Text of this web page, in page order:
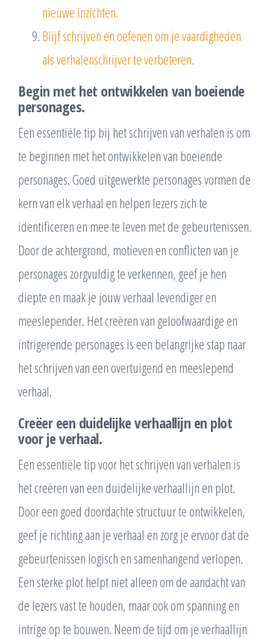
nieuwe inzichten.
Blijf schrijven en oefenen om je vaardigheden
als verhalenschrijver te verbeteren.
Begin met het ontwikkelen van boeiende
personages.
Een essentiële tip bij het schrijven van verhalen is om
te beginnen met het ontwikkelen van boeiende
personages. Goed uitgewerkte personages vormen de
kern van elk verhaal en helpen lezers zich te
identificeren en mee te leven met de gebeurtenissen.
Door de achtergrond, motieven en conflicten van je
personages zorgvuldig te verkennen, geef je hen
diepte en maak je jouw verhaal levendiger en
meeslepender. Het creëren van geloofwaardige en
intrigerende personages is een belangrijke stap naar
het schrijven van een overtuigend en meeslepend
verhaal.
Creëer een duidelijke verhaallijn en plot
voor je verhaal.
Een essentiële tip voor het schrijven van verhalen is
het creëren van een duidelijke verhaallijn en plot.
Door een goed doordachte structuur te ontwikkelen,
geef je richting aan je verhaal en zorg je ervoor dat de
gebeurtenissen logisch en samenhangend verlopen.
Een sterke plot helpt niet alleen om de aandacht van
de lezers vast te houden, maar ook om spanning en
intrige op te bouwen. Neem de tijd om je verhaallijn